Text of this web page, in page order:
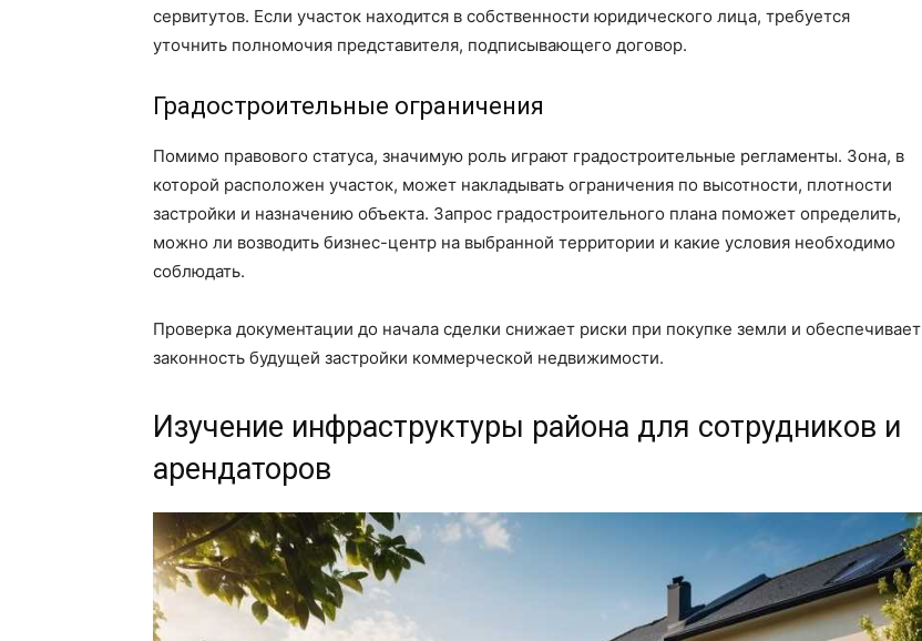
сервитутов. Если участок находится в собственности юридического лица, требуется
уточнить полномочия представителя, подписывающего договор.
Градостроительные ограничения
Помимо правового статуса, значимую роль играют градостроительные регламенты. Зона, в
которой расположен участок, может накладывать ограничения по высотности, плотности
застройки и назначению объекта. Запрос градостроительного плана поможет определить,
можно ли возводить бизнес-центр на выбранной территории и какие условия необходимо
соблюдать.
Проверка документации до начала сделки снижает риски при покупке земли и обеспечивает
законность будущей застройки коммерческой недвижимости.
Изучение инфраструктуры района для сотрудников и
арендаторов